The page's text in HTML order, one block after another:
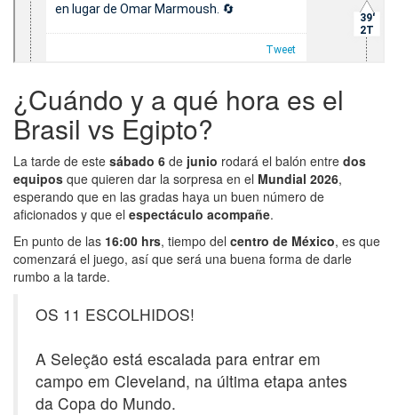
¿Cuándo y a qué hora es el
Brasil vs Egipto?
La tarde de este sábado 6 de junio rodará el balón entre dos
equipos que quieren dar la sorpresa en el Mundial 2026,
esperando que en las gradas haya un buen número de
aficionados y que el espectáculo acompañe.
En punto de las 16:00 hrs, tiempo del centro de México, es que
comenzará el juego, así que será una buena forma de darle
rumbo a la tarde.
OS 11 ESCOLHIDOS!
A Seleção está escalada para entrar em
campo em Cleveland, na última etapa antes
da Copa do Mundo.